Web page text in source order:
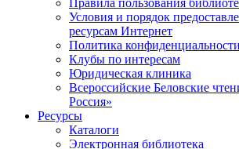
Правила пользования
Условия и порядок
ресурсам Интернет
Политика конфиденциальности
Клубы по интересам
Юридическая клиника
Всероссийские Беловские
Россия»
Ресурсы
Каталоги
Электронная библиотека